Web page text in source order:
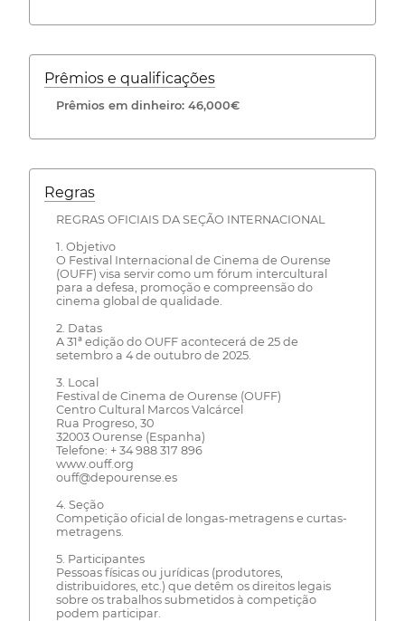
Prêmios e qualificações
Prêmios em dinheiro: 46,000€
Regras
REGRAS OFICIAIS DA SEÇÃO INTERNACIONAL
1. Objetivo
O Festival Internacional de Cinema de Ourense
(OUFF) visa servir como um fórum intercultural
para a defesa, promoção e compreensão do
cinema global de qualidade.
2. Datas
A 31ª edição do OUFF acontecerá de 25 de
setembro a 4 de outubro de 2025.
3. Local
Festival de Cinema de Ourense (OUFF)
Centro Cultural Marcos Valcárcel
Rua Progreso, 30
32003 Ourense (Espanha)
Telefone: + 34 988 317 896
www.ouff.org
ouff@depourense.es
4. Seção
Competição oficial de longas-metragens e curtas-
metragens.
5. Participantes
Pessoas físicas ou jurídicas (produtores,
distribuidores, etc.) que detêm os direitos legais
sobre os trabalhos submetidos à competição
podem participar.